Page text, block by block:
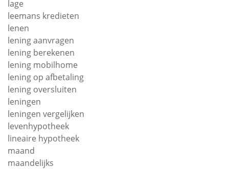
lage
leemans kredieten
lenen
lening aanvragen
lening berekenen
lening mobilhome
lening op afbetaling
lening oversluiten
leningen
leningen vergelijken
levenhypotheek
lineaire hypotheek
maand
maandelijks